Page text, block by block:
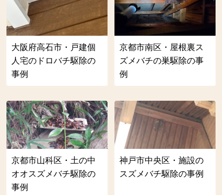
大阪府高石市・戸建個
人宅のドロバチ駆除の
事例
京都市南区・屋根裏ス
ズメバチの巣駆除の事
例
京都市山科区・土の中
オオスズメバチ駆除の
事例
神戸市中央区・施設の
スズメバチ駆除の事例